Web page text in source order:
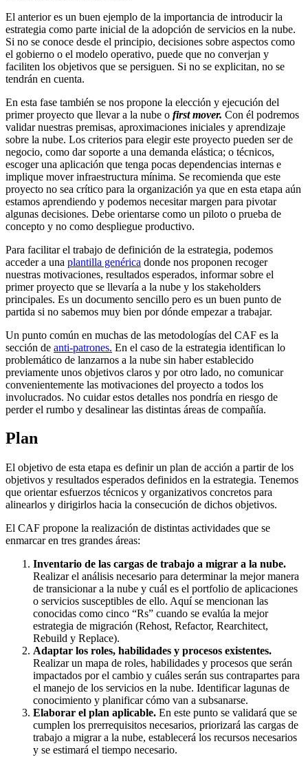
El anterior es un buen ejemplo de la importancia de introducir la
estrategia como parte inicial de la adopción de servicios en la nube.
Si no se conoce desde el principio, decisiones sobre aspectos como
el gobierno o el modelo operativo, puede que no converjan y
faciliten los objetivos que se persiguen. Si no se explicitan, no se
tendrán en cuenta.
En esta fase también se nos propone la elección y ejecución del
primer proyecto que llevar a la nube o first mover. Con él podremos
validar nuestras premisas, aproximaciones iniciales y aprendizaje
sobre la nube. Los criterios para elegir este proyecto pueden ser de
negocio, como dar soporte a una demanda elástica; o técnicos,
escoger una aplicación que tenga pocas dependencias internas e
implique mover infraestructura mínima. Se recomienda que este
proyecto no sea crítico para la organización ya que en esta etapa aún
estamos aprendiendo y podemos necesitar margen para pivotar
algunas decisiones. Debe orientarse como un piloto o prueba de
concepto y no como despliegue productivo.
Para facilitar el trabajo de definición de la estrategia, podemos
acceder a una plantilla genérica donde nos proponen recoger
nuestras motivaciones, resultados esperados, informar sobre el
primer proyecto que se llevaría a la nube y los stakeholders
principales. Es un documento sencillo pero es un buen punto de
partida si no sabemos muy bien por dónde empezar a trabajar.
Un punto común en muchas de las metodologías del CAF es la
sección de anti-patrones. En el caso de la estrategia identifican lo
problemático de lanzarnos a la nube sin haber establecido
previamente unos objetivos claros y por otro lado, no comunicar
convenientemente las motivaciones del proyecto a todos los
involucrados. No cuidar estos detalles nos pondría en riesgo de
perder el rumbo y desalinear las distintas áreas de compañía.
Plan
El objetivo de esta etapa es definir un plan de acción a partir de los
objetivos y resultados esperados definidos en la estrategia. Tenemos
que orientar esfuerzos técnicos y organizativos concretos para
alinearlos y dirigirlos hacia la consecución de dichos objetivos.
El CAF propone la realización de distintas actividades que se
enmarcar en tres grandes áreas:
Inventario de las cargas de trabajo a migrar a la nube.
Realizar el análisis necesario para determinar la mejor manera
de transicionar a la nube y cuál es el portfolio de aplicaciones
o servicios susceptibles de ello. Aquí se mencionan las
conocidas como cinco “Rs” cuando se evalúa la mejor
estrategia de migración (Rehost, Refactor, Rearchitect,
Rebuild y Replace).
Adaptar los roles, habilidades y procesos existentes.
Realizar un mapa de roles, habilidades y procesos que serán
impactados por el cambio y cuáles serán sus contrapartes para
el manejo de los servicios en la nube. Identificar lagunas de
conocimiento y planificar cómo van a subsanarse.
Elaborar el plan aplicable. En este punto se validará que se
cumplen los prerrequisitos necesarios, priorizará las cargas de
trabajo a migrar a la nube, establecerá los recursos necesarios
y se estimará el tiempo necesario.